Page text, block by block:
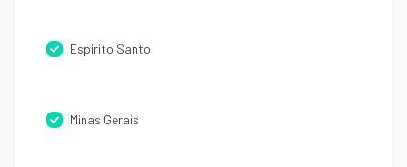
Espirito Santo
Minas Gerais